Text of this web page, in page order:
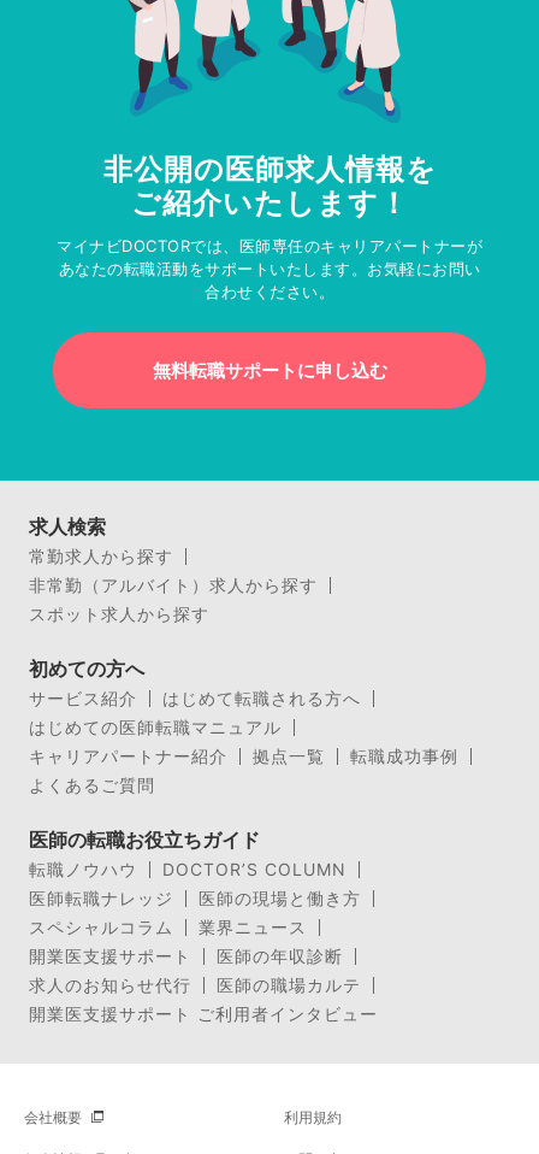
非公開の医師求人情報を
ご紹介いたします！
マイナビDOCTORでは、医師専任のキャリアパートナーが
あなたの転職活動をサポートいたします。お気軽にお問い
合わせください。
無料転職サポートに申し込む
求人検索
常勤求人から探す
非常勤（アルバイト）求人から探す
スポット求人から探す
初めての方へ
サービス紹介
はじめて転職される方へ
はじめての医師転職マニュアル
キャリアパートナー紹介
拠点一覧
転職成功事例
よくあるご質問
医師の転職お役立ちガイド
転職ノウハウ
DOCTOR’S COLUMN
医師転職ナレッジ
医師の現場と働き方
スペシャルコラム
業界ニュース
開業医支援サポート
医師の年収診断
求人のお知らせ代行
医師の職場カルテ
開業医支援サポート ご利用者インタビュー
会社概要 利用規約